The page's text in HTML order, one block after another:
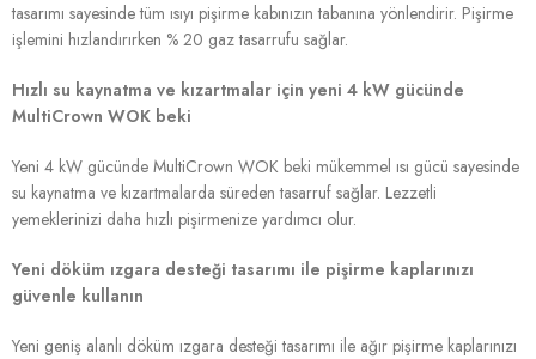
tasarımı sayesinde tüm ısıyı pişirme kabınızın tabanına yönlendirir. Pişirme
işlemini hızlandırırken % 20 gaz tasarrufu sağlar.
Hızlı su kaynatma ve kızartmalar için yeni 4 kW gücünde
MultiCrown WOK beki
Yeni 4 kW gücünde MultiCrown WOK beki mükemmel ısı gücü sayesinde
su kaynatma ve kızartmalarda süreden tasarruf sağlar. Lezzetli
yemeklerinizi daha hızlı pişirmenize yardımcı olur.
Yeni döküm ızgara desteği tasarımı ile pişirme kaplarınızı
güvenle kullanın
Yeni geniş alanlı döküm ızgara desteği tasarımı ile ağır pişirme kaplarınızı